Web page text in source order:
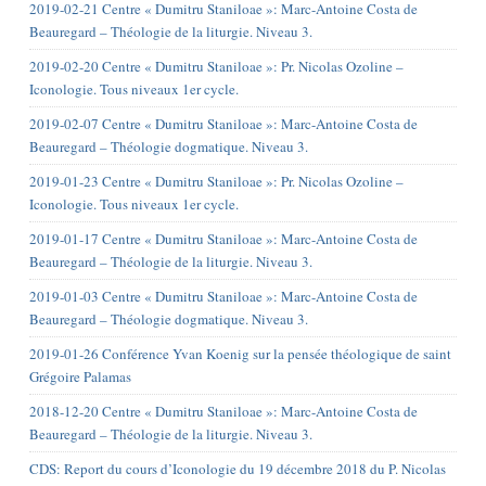
2019-02-21 Centre « Dumitru Staniloae »: Marc-Antoine Costa de
Beauregard – Théologie de la liturgie. Niveau 3.
2019-02-20 Centre « Dumitru Staniloae »: Pr. Nicolas Ozoline –
Iconologie. Tous niveaux 1er cycle.
2019-02-07 Centre « Dumitru Staniloae »: Marc-Antoine Costa de
Beauregard – Théologie dogmatique. Niveau 3.
2019-01-23 Centre « Dumitru Staniloae »: Pr. Nicolas Ozoline –
Iconologie. Tous niveaux 1er cycle.
2019-01-17 Centre « Dumitru Staniloae »: Marc-Antoine Costa de
Beauregard – Théologie de la liturgie. Niveau 3.
2019-01-03 Centre « Dumitru Staniloae »: Marc-Antoine Costa de
Beauregard – Théologie dogmatique. Niveau 3.
2019-01-26 Conférence Yvan Koenig sur la pensée théologique de saint
Grégoire Palamas
2018-12-20 Centre « Dumitru Staniloae »: Marc-Antoine Costa de
Beauregard – Théologie de la liturgie. Niveau 3.
CDS: Report du cours d’Iconologie du 19 décembre 2018 du P. Nicolas